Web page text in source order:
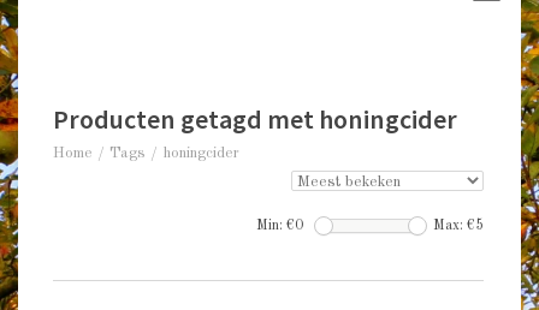
Producten getagd met honingcider
Home / Tags / honingcider
Min: €0 Max: €5